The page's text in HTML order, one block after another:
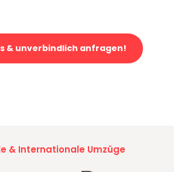
& unverbindlich anfragen!
& Internationale Umzüge